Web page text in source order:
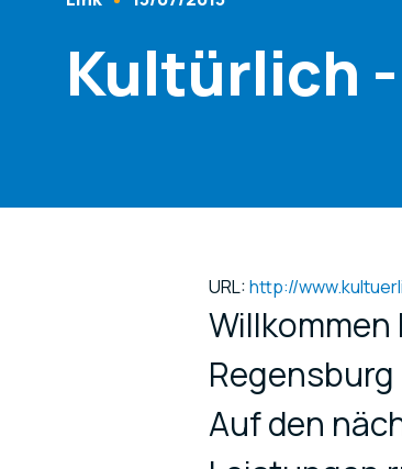
Kultürlich
URL:http://
Willkommen
Auf den